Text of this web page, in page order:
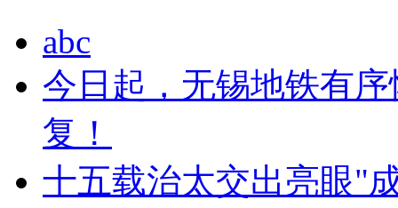
abc
今日起，无锡地铁有
复！
十五载治太交出亮眼"